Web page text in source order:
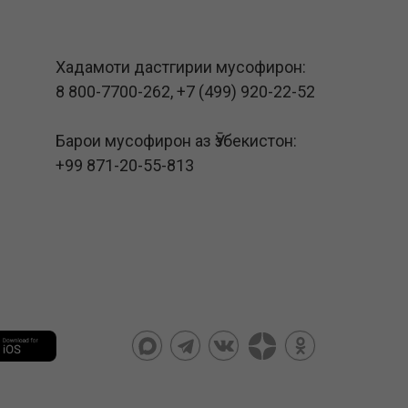
Хадамоти дастгирии мусофирон:
8 800-7700-262,+7 (499) 920-22-52
Барои мусофирон аз Ӯзбекистон:
+99 871-20-55-813